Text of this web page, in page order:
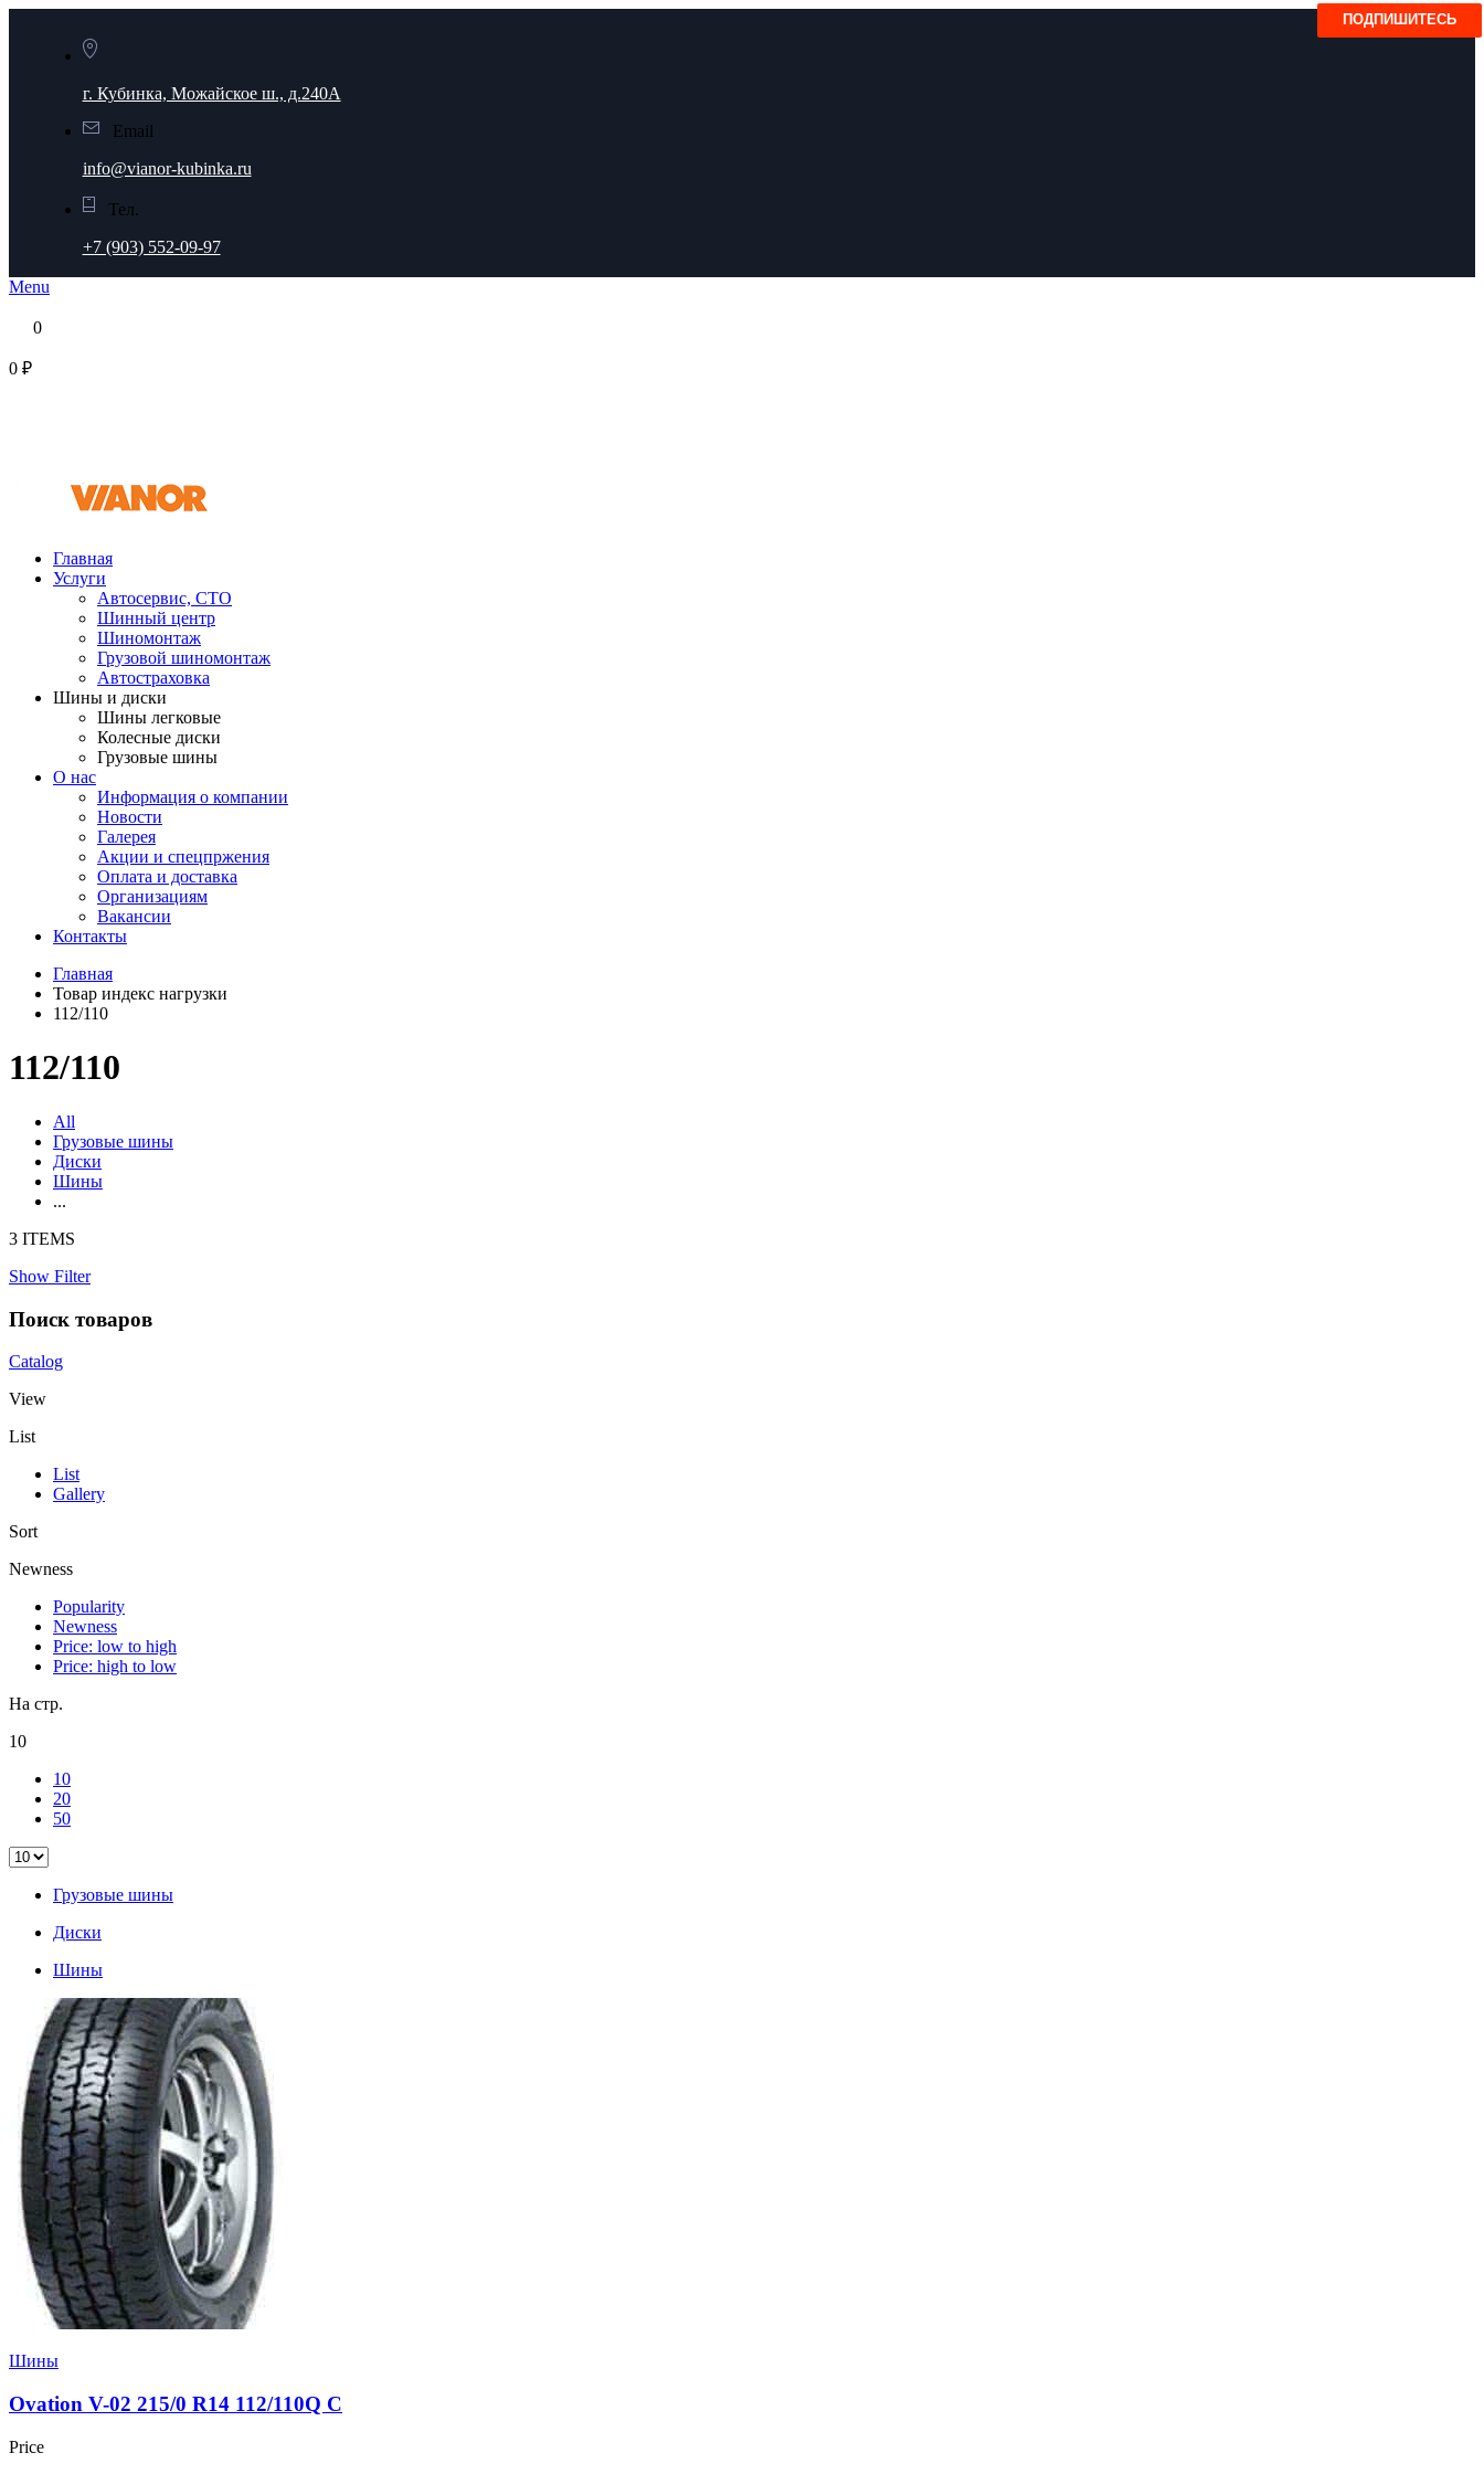
г. Кубинка, Можайское ш., д.240А
Email
info@vianor-kubinka.ru
Тел.
+7 (903) 552-09-97
Menu
0
0 ₽
Главная
Услуги
Автосервис, СТО
Шинный центр
Шиномонтаж
Грузовой шиномонтаж
Автостраховка
Шины и диски
Шины легковые
Колесные диски
Грузовые шины
О нас
Информация о компании
Новости
Галерея
Акции и спецпржения
Оплата и доставка
Организациям
Вакансии
Контакты
Главная
Товар индекс нагрузки
112/110
112/110
All
Грузовые шины
Диски
Шины
...
3 ITEMS
Show Filter
Поиск товаров
Catalog
View
List
List
Gallery
Sort
Newness
Popularity
Newness
Price: low to high
Price: high to low
На стр.
10
10
20
50
Грузовые шины
Диски
Шины
Шины
Ovation V-02 215/0 R14 112/110Q C
Price